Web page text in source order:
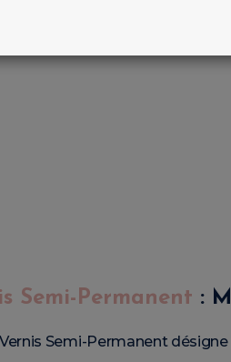
ne signifie pas basse qualité.
Semi-Permanent :
Semi-Permanent